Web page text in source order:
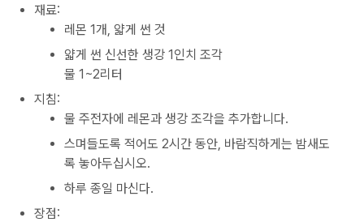
재료:
레몬 1개, 얇게 썬 것
얇게 썬 신선한 생강 1인치 조각
물 1~2리터
지침:
물 주전자에 레몬과 생강 조각을 추가합니다.
스며들도록 적어도 2시간 동안, 바람직하게는 밤새도
록 놓아두십시오.
하루 종일 마신다.
장점: